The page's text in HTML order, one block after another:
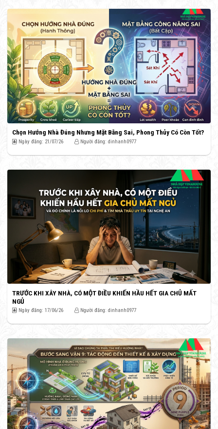
Chọn Hướng Nhà Đúng Nhưng Mặt Bằng Sai, Phong Thủy Có Còn Tốt?
Ngày đăng: 21/07/26 Người đăng: dinhanh0977
TRƯỚC KHI XÂY NHÀ, CÓ MỘT ĐIỀU KHIẾN HẦU HẾT GIA CHỦ MẤT
NGỦ
Ngày đăng: 17/06/26 Người đăng: dinhanh0977